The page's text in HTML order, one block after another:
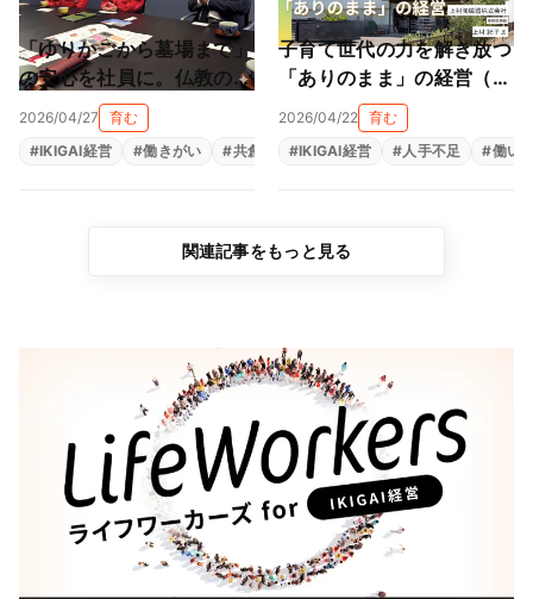
「ゆりかごから墓場まで」
の安心を社員に。仏教の教
えと親心が育む「共にあ
る」経営（尾張陸運株式会
社）
2026/04/27
育む
#IKIGAI経営 #働きがい #共創 #生きがい 福利厚生 組織改革
子育て世代の力を解き放つ
「ありのまま」の経営（上
村陶磁器株式会社）
2026/04/22 育む
#IKIGAI経営 # 人手不足 #働い
関連記事をもっと見る